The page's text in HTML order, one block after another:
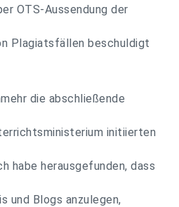
OTS-Aussendung der
Plagiatsfällen beschuldigt
die abschließende
initiierten
habe herausgefunden, dass
und Blogs anzulegen,